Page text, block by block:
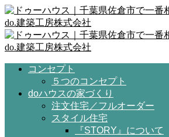
コンセプト
５つのコンセプト
doハウスの家づくり
注文住宅／フルオーダー
スタイル住宅
『STORY』について